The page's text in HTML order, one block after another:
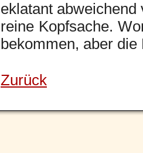
eklatant
reine Kopfsache.
bekommen, aber
Zurück